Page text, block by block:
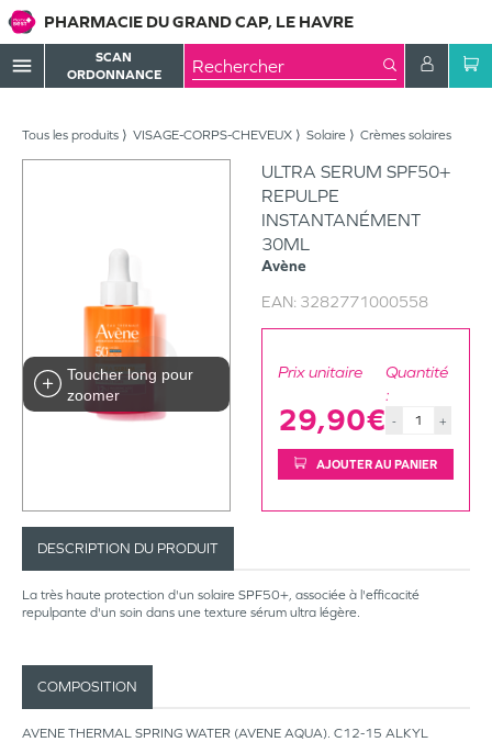
PHARMACIE DU GRAND CAP, LE HAVRE
menu
SCAN
ORDONNANCE
Tous les produits VISAGE-CORPS-CHEVEUX Solaire Crèmes solaires
Toucher long pour
zoomer
ULTRA SERUM SPF50+
REPULPE
INSTANTANÉMENT
30ML
Avène
EAN: 3282771000558
Prix unitaire
29,90€
Quantité
:
- +
AJOUTER AU PANIER
DESCRIPTION DU PRODUIT
La très haute protection d'un solaire SPF50+, associée à l'efficacité
repulpante d'un soin dans une texture sérum ultra légère.
COMPOSITION
AVENE THERMAL SPRING WATER (AVENE AQUA). C12-15 ALKYL